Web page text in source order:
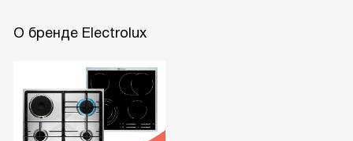
О бренде Electrolux